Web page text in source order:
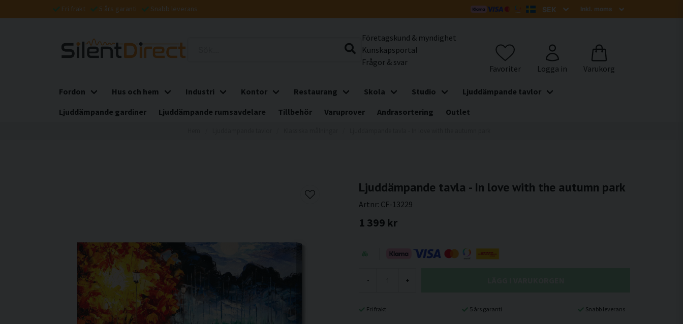
Fri frakt 5 års garanti Snabb leverans
Företagskund & myndighet
Kunskapsportal
Frågor & svar
Fordon Hus och hem Industri Kontor Restaurang Skola Studio
Ljuddämpande tavlor
Ljuddämpande gardiner
Ljuddämpande rumsavdelare Tillbehör Varuprover Andrasortering Outlet
Ljuddämpande tavla - In love with the autumn park
Artnr: CF-13229
1 399 kr
- +
Fri frakt 5 års garanti Snabb leverans